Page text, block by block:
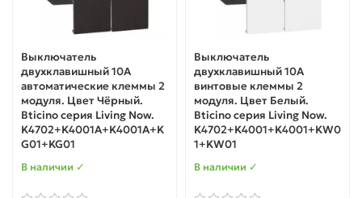
Выключатель
двухклавишный 10А
автоматические клеммы 2
модуля. Цвет Чёрный.
Bticino серия Living Now.
K4702+K4001A+K4001A+K
G01+KG01
В наличии ✓
Выключатель
двухклавишный 10А
винтовые клеммы 2
модуля. Цвет Белый.
Bticino серия Living Now.
K4702+K4001+K4001+KW0
1+KW01
В наличии ✓